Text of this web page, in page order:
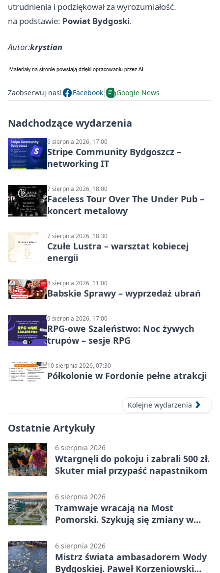
utrudnienia i podziękował za wyrozumiałość.
na podstawie: Powiat Bydgoski.
Autor:krystian
Zaobserwuj nas! Facebook Google News
Nadchodzące wydarzenia
6 sierpnia 2026, 17:00
Stripe Community Bydgoszcz –
networking IT
7 sierpnia 2026, 18:00
Faceless Tour Over The Under Pub –
koncert metalowy
7 sierpnia 2026, 18:30
Czułe Lustra – warsztat kobiecej
energii
8 sierpnia 2026, 11:00
Babskie Sprawy – wyprzedaż ubrań
9 sierpnia 2026, 17:00
RPG-owe Szaleństwo: Noc żywych
trupów – sesje RPG
10 sierpnia 2026, 07:30
Półkolonie w Fordonie pełne atrakcji
Kolejne wydarzenia
Ostatnie Artykuły
6 sierpnia 2026
Wtargnęli do pokoju i zabrali 500 zł.
Skuter miał przypaść napastnikom
6 sierpnia 2026
Tramwaje wracają na Most
Pomorski. Szykują się zmiany w
6 sierpnia 2026
Mistrz świata ambasadorem Wody
Bydgoskiej. Paweł Korzeniowski